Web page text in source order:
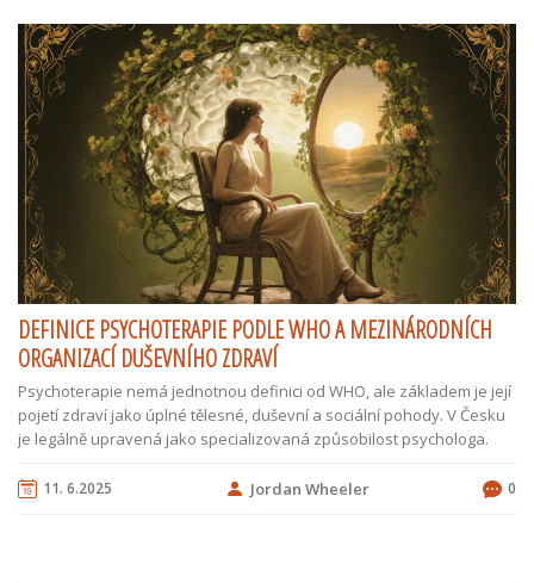
DEFINICE PSYCHOTERAPIE PODLE WHO A MEZINÁRODNÍCH
ORGANIZACÍ DUŠEVNÍHO ZDRAVÍ
Psychoterapie nemá jednotnou definici od WHO, ale základem je její
pojetí zdraví jako úplné tělesné, duševní a sociální pohody. V Česku
je legálně upravená jako specializovaná způsobilost psychologa.
11. 6.2025 Jordan Wheeler 0